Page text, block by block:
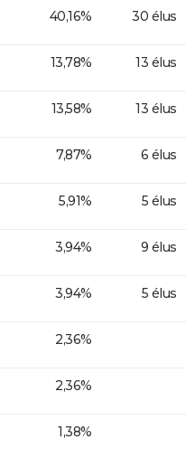
40,16% 30 élus
13,78% 13 élus
13,58% 13 élus
7,87% 6 élus
5,91% 5 élus
3,94% 9 élus
3,94% 5 élus
2,36%
2,36%
1,38%